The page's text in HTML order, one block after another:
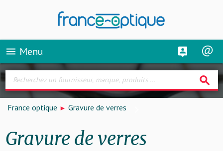
menu Menu
search
France optique Gravure de verres
Gravure de verres